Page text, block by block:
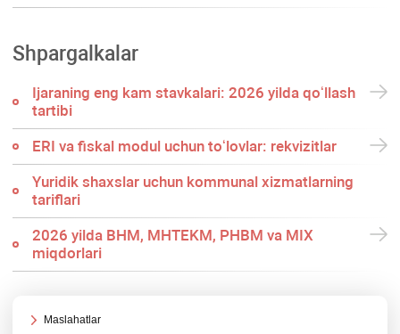
Shpargalkalar
Ijaraning eng kam stavkalari: 2026 yilda qoʻllash
tartibi
ERI va fiskal modul uchun toʻlovlar: rekvizitlar
Yuridik shaхslar uchun kommunal хizmatlarning
tariflari
2026 yilda BHM, MHTEKM, PHBM va MIX
miqdorlari
Maslahatlar